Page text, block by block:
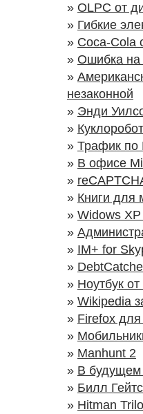
» OLPC от
» Гибкие
» Coca-Cola
» Ошибка на
»
незаконной
» Энди
» Куклоробот
» Трафик по
» В офисе
»
» Книги для
» Widows
»
» IM+ for
»
» Ноутбук от
» Wikipedia
» Firefox
»
» Manhunt 2
» В будущем
» Билл
» Hitman